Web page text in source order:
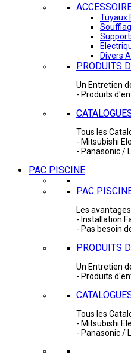
Tuyaux
Divers
PRODUITS
Un Entretien
- Produits
Tous les
- Mitsubishi
- Panasonic /
PAC PISCINE
PAC
Les
- Installation
- Pas besoin
PRODUITS
Un Entretien
- Produits
Tous les
- Mitsubishi
- Panasonic /